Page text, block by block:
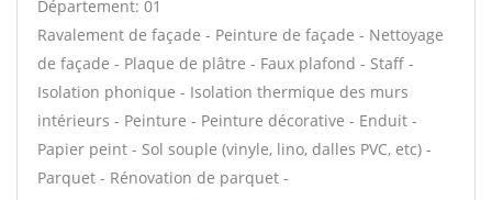
Département: 01
Ravalement de façade - Peinture de façade - Nettoyage
de façade - Plaque de plâtre - Faux plafond - Staff -
Isolation phonique - Isolation thermique des murs
intérieurs - Peinture - Peinture décorative - Enduit -
Papier peint - Sol souple (vinyle, lino, dalles PVC, etc) -
Parquet - Rénovation de parquet -